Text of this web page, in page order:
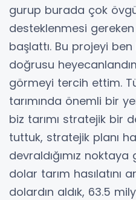
gurup burada çok
desteklenmesi
başlattı. Bu projeyi
doğrusu
görmeyi tercih ettim.
tarımında önemli bir
biz tarımı stratejik bir
tuttuk, stratejik planı
devraldığımız
dolar tarım hasılatını
dolardın aldık, 63.5